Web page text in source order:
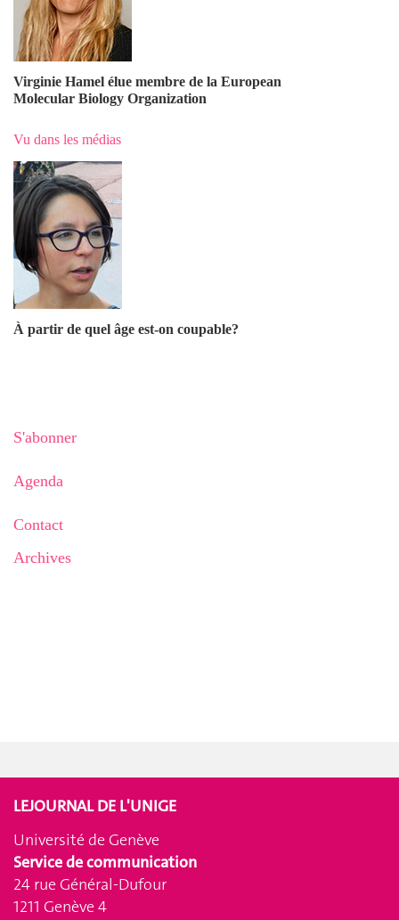
Virginie Hamel élue membre de la European
Molecular Biology Organization
Vu dans les médias
À partir de quel âge est-on coupable?
S'abonner
Agenda
Contact
Archives
LEJOURNAL DE L'UNIGE
Université de Genève
Service de communication
24 rue Général-Dufour
1211 Genève 4